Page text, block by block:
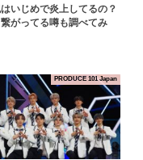
いじめで炎上してるの？
がってる噂も調べてみ
PRODUCE 101 Japan